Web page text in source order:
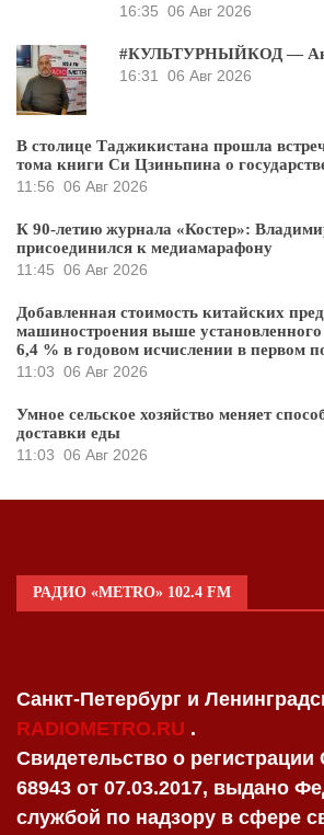
16:35 06 Авг 2026
#КУЛЬТУРНЫЙКОД —
16:31 06 Авг 2026
В столице Таджикистана прошла
тома книги Си Цзиньпина о
11:56 06 Авг 2026
К 90-летию журнала «Костер»:
присоединился к медиамарафону
11:45 06 Авг 2026
Добавленная стоимость китайских
машиностроения выше
6,4 % в годовом исчислении в первом
11:03 06 Авг 2026
Умное сельское хозяйство меняет
доставки еды
11:03 06 Авг 2026
РАДИО «METRO» 102.4 FM
Санкт-Петербург и
RADIOMETRO.RU .
Свидетельство о
68943 от 07.03.2017, выдано
службой по надзору в сфере